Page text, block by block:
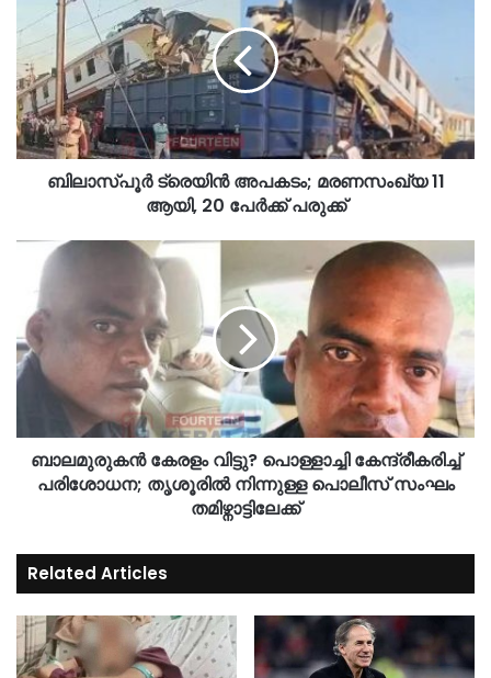
ബിലാസ്പൂർ ട്രെയിൻ അപകടം; മരണസംഖ്യ 11
ആയി, 20 പേർക്ക് പരുക്ക്
ബാലമുരുകൻ കേരളം വിട്ടു? പൊള്ളാച്ചി കേന്ദ്രീകരിച്ച്
പരിശോധന; തൃശൂരിൽ നിന്നുള്ള പൊലീസ് സംഘം
തമിഴ്നാട്ടിലേക്ക്
Related Articles